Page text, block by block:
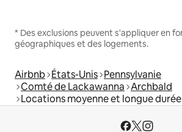
* Des exclusions peuvent s'appliquer en
géographiques et des logements.
Airbnb États-Unis Pennsylvanie
Comté de Lackawanna Archbald
Locations moyenne et longue durée